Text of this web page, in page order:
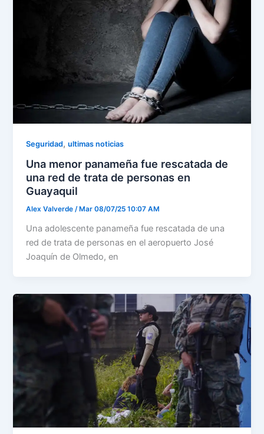
Seguridad,ultimas noticias
Una menor panameña fue rescatada de
una red de trata de personas en
Guayaquil
Alex Valverde/ Mar 08/07/25 10:07 AM
Una adolescente panameña fue rescatada de una
red de trata de personas en el aeropuerto José
Joaquín de Olmedo, en